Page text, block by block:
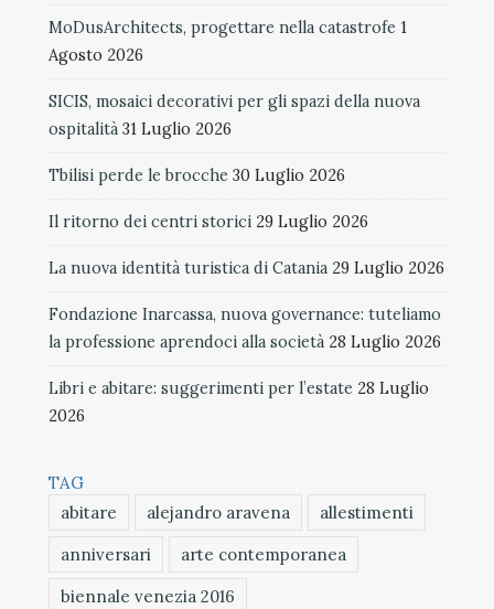
MoDusArchitects, progettare nella catastrofe 1
Agosto 2026
SICIS, mosaici decorativi per gli spazi della nuova
ospitalità 31 Luglio 2026
Tbilisi perde le brocche 30 Luglio 2026
Il ritorno dei centri storici 29 Luglio 2026
La nuova identità turistica di Catania 29 Luglio 2026
Fondazione Inarcassa, nuova governance: tuteliamo
la professione aprendoci alla società 28 Luglio 2026
Libri e abitare: suggerimenti per l’estate 28 Luglio
2026
TAG
abitare
alejandro aravena
allestimenti
anniversari
arte contemporanea
biennale venezia 2016